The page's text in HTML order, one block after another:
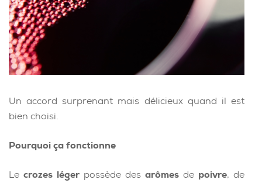
Un accord surprenant mais délicieux quand il est
bien choisi.
Pourquoi ça fonctionne
Le crozes léger possède des arômes de poivre, de